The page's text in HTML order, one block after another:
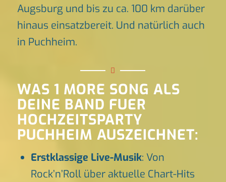
Augsburg und bis zu ca. 100 km darüber
hinaus einsatzbereit. Und natürlich auch
in Puchheim.
WAS 1 MORE SONG ALS
DEINE BAND FUER
HOCHZEITSPARTY
PUCHHEIM AUSZEICHNET:
Erstklassige Live-Musik: Von
Rock’n’Roll über aktuelle Chart-Hits